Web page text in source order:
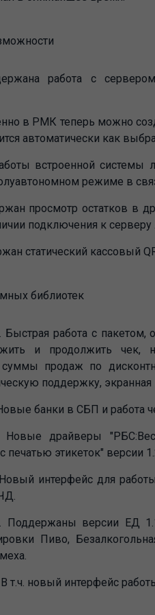
работа с сервером
в РМК теперь можно
автоматически как
встроенной системы
режиме в
просмотр остатков в
подключения к серверу
статический кассовый
библиотек
работа с пакетом,
и продолжить
продаж по
поддержку,
банки в СБП и работа
Новые драйверы
печатью этикеток" версии
интерфейс для
Поддержаны версии ЕД
Пиво,
т.ч. новый интерфейс